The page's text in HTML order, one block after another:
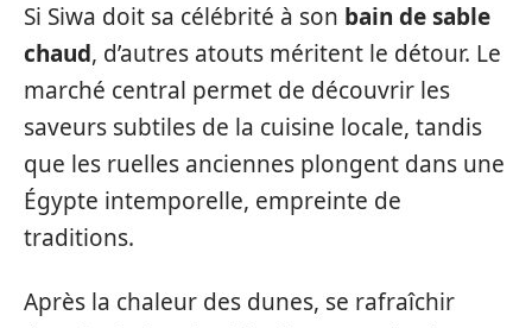
Si Siwa doit sa célébrité à son bain de sable
chaud, d’autres atouts méritent le détour. Le
marché central permet de découvrir les
saveurs subtiles de la cuisine locale, tandis
que les ruelles anciennes plongent dans une
Égypte intemporelle, empreinte de
traditions.
Après la chaleur des dunes, se rafraîchir